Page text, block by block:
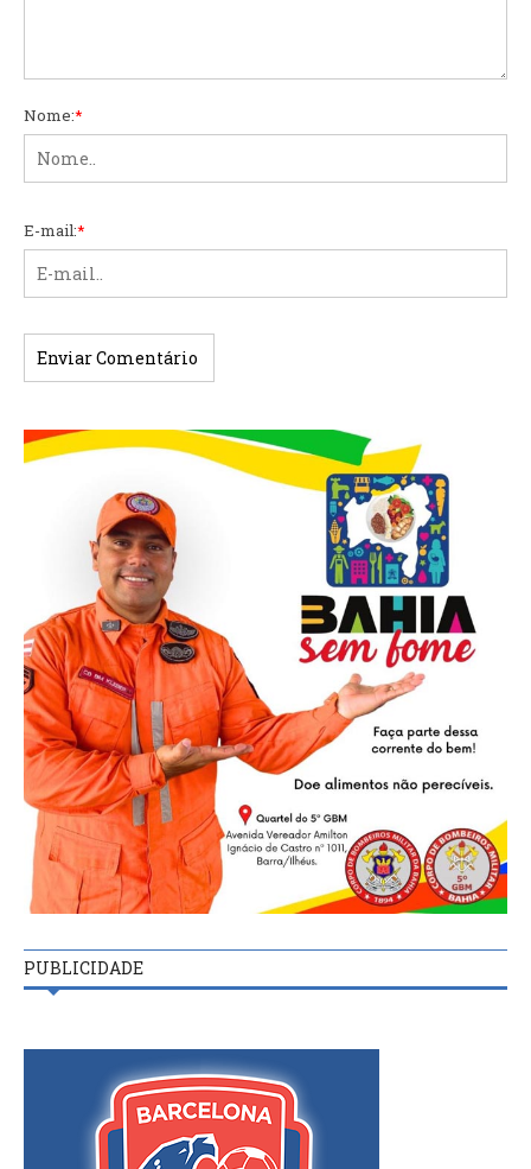
Nome:*
E-mail:*
PUBLICIDADE